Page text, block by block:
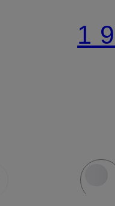
1